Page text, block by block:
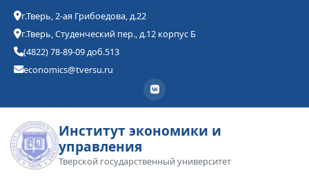
г.Тверь, 2-ая Грибоедова, д.22
г.Тверь, Студенческий пер., д.12 корпус Б
(4822) 78-89-09 доб.513
economics@tversu.ru
Институт экономики и
управления
Тверской государственный университет